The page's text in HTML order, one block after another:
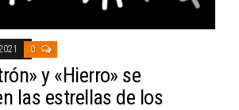
0
y «Hierro» se
las estrellas de los